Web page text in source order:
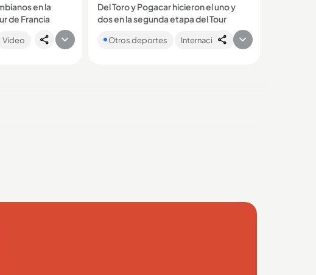
en la
de Francia
de Francia y es
y Egan, en el
Video
Del Toro y Pogacar hicieron el uno y
dos en la segunda etapa del Tour
domingo, 5 de julio, en la segunda
etapa del Tour de Francia. Pogacar le
Otros deportes Internacional